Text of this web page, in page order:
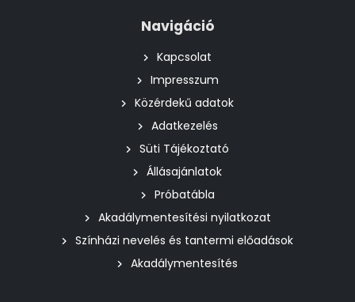
Navigáció
Kapcsolat
Impresszum
Közérdekű adatok
Adatkezelés
Süti Tájékoztató
Állásajánlatok
Próbatábla
Akadálymentesítési nyilatkozat
Színházi nevelés és tantermi előadások
Akadálymentesítés